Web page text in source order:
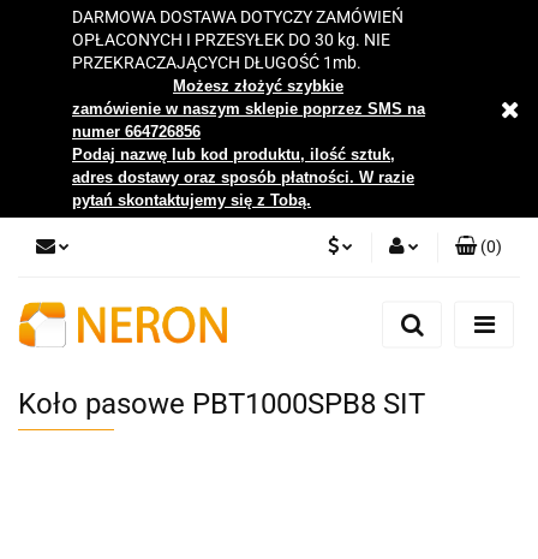
DARMOWA DOSTAWA DOTYCZY ZAMÓWIEŃ
OPŁACONYCH I PRZESYŁEK DO 30 kg. NIE
PRZEKRACZAJĄCYCH DŁUGOŚĆ 1mb.
Możesz złożyć szybkie
zamówienie w naszym sklepie poprzez SMS na
numer 664726856
Podaj nazwę lub kod produktu, ilość sztuk,
adres dostawy oraz sposób płatności. W razie
pytań skontaktujemy się z Tobą.
Zaloguj się
Zgody cookies
(0)
Koło pasowe PBT1000SPB8 SIT